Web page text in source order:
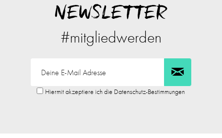
NEWSLETTER
#mitgliedwerden
Hiermit akzeptiere ich die Datenschutz-Bestimmungen